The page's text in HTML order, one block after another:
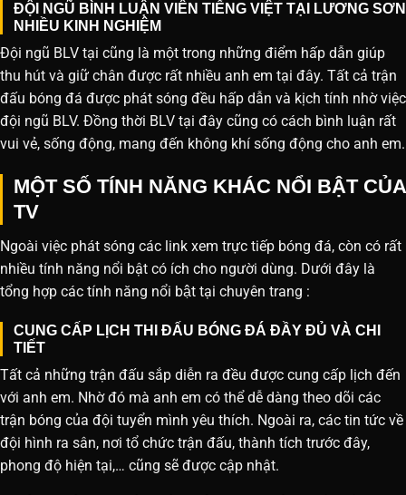
ĐỘI NGŨ BÌNH LUẬN VIÊN TIẾNG VIỆT TẠI LƯƠNG SƠN
NHIỀU KINH NGHIỆM
Đội ngũ BLV tại cũng là một trong những điểm hấp dẫn giúp
thu hút và giữ chân được rất nhiều anh em tại đây. Tất cả trận
đấu bóng đá được phát sóng đều hấp dẫn và kịch tính nhờ việc
đội ngũ BLV. Đồng thời BLV tại đây cũng có cách bình luận rất
vui vẻ, sống động, mang đến không khí sống động cho anh em.
MỘT SỐ TÍNH NĂNG KHÁC NỔI BẬT CỦA
TV
Ngoài việc phát sóng các link xem trực tiếp bóng đá, còn có rất
nhiều tính năng nổi bật có ích cho người dùng. Dưới đây là
tổng hợp các tính năng nổi bật tại chuyên trang :
CUNG CẤP LỊCH THI ĐẤU BÓNG ĐÁ ĐẦY ĐỦ VÀ CHI
TIẾT
Tất cả những trận đấu sắp diễn ra đều được cung cấp lịch đến
với anh em. Nhờ đó mà anh em có thể dễ dàng theo dõi các
trận bóng của đội tuyển mình yêu thích. Ngoài ra, các tin tức về
đội hình ra sân, nơi tổ chức trận đấu, thành tích trước đây,
phong độ hiện tại,… cũng sẽ được cập nhật.